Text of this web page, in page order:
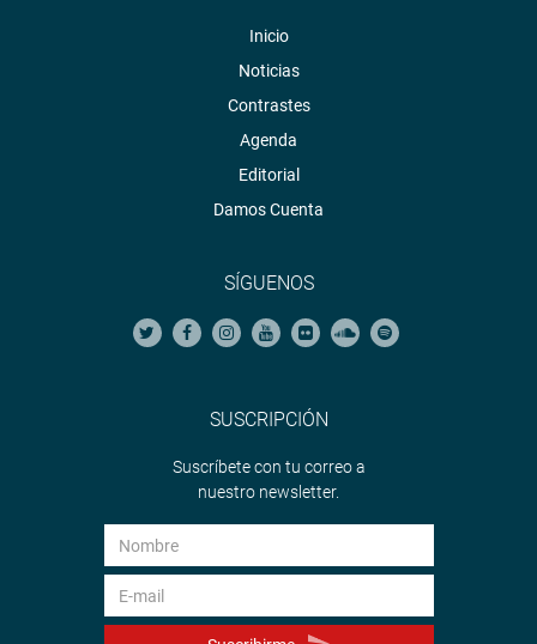
Inicio
Noticias
Contrastes
Agenda
Editorial
Damos Cuenta
SÍGUENOS
SUSCRIPCIÓN
Suscríbete con tu correo a
nuestro newsletter.